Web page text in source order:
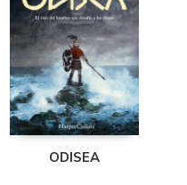
ODISEA